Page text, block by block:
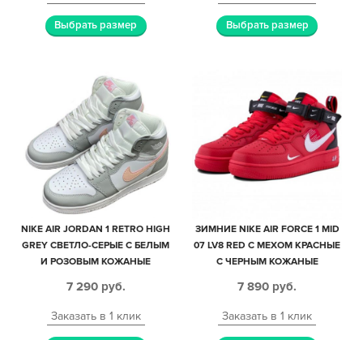
Выбрать размер Выбрать размер
NIKE AIR JORDAN 1 RETRO HIGH
GREY СВЕТЛО-СЕРЫЕ С БЕЛЫМ
И РОЗОВЫМ КОЖАНЫЕ
7 290 руб.
Заказать в 1 клик
ЗИМНИЕ NIKE AIR FORCE 1 MID
07 LV8 RED С МЕХОМ КРАСНЫЕ
С ЧЕРНЫМ КОЖАНЫЕ
7 890 руб.
Заказать в 1 клик